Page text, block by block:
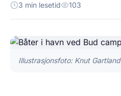
3 min lesetid 103
Illustrasjonsfoto: Knut Gartland